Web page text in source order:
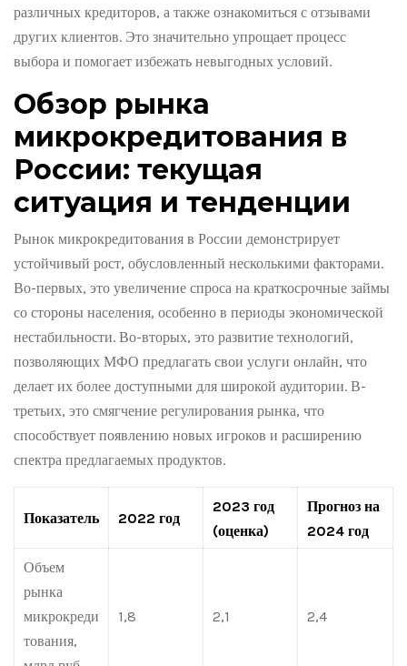
различных кредиторов, а также ознакомиться с отзывами
других клиентов. Это значительно упрощает процесс
выбора и помогает избежать невыгодных условий.
Обзор рынка
микрокредитования в
России: текущая
ситуация и тенденции
Рынок микрокредитования в России демонстрирует
устойчивый рост, обусловленный несколькими факторами.
Во-первых, это увеличение спроса на краткосрочные займы
со стороны населения, особенно в периоды экономической
нестабильности. Во-вторых, это развитие технологий,
позволяющих МФО предлагать свои услуги онлайн, что
делает их более доступными для широкой аудитории. В-
третьих, это смягчение регулирования рынка, что
способствует появлению новых игроков и расширению
спектра предлагаемых продуктов.
Показатель 2022 год
2023 год
(оценка)
Прогноз на
2024 год
Объем
рынка
микрокреди
тования,
1,8 2,1 2,4